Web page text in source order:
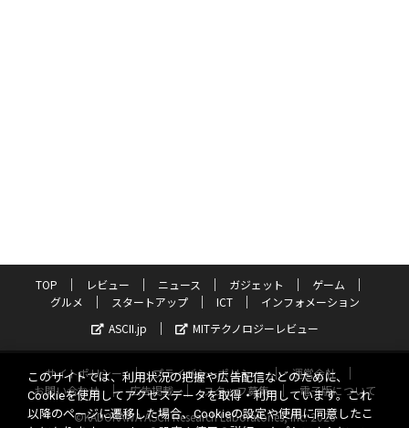
TOP レビュー ニュース ガジェット
ゲーム
グルメ
スタートアップ ICT
インフォメーション
ASCII.jp
MITテクノロジーレビュー
サイトポリシー プライバシーポリシー
運営会社
お問い合わせ
広告掲載 スタッフ募集
電子版について
©KADOKAWA ASCII Research Laboratories, Inc. 2026
このサイトでは、利用状況の把握や広告配信などのために、
Cookieを使用してアクセスデータを取得・利用しています。これ
以降のページに遷移した場合、Cookieの設定や使用に同意したこ